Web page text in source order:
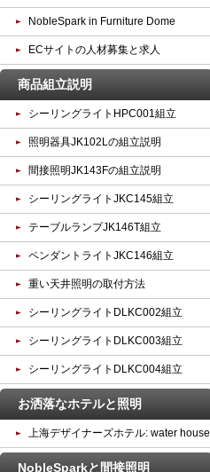
NobleSpark in Furniture Dome
ECサイトの人材募集と求人
商品組立説明
シーリングライトHPC001組立
照明器具JK102Lの組立説明
間接照明JK143Fの組立説明
シーリングライトJKC145組立
テーブルランプJK146T組立
ペンダントライトJKC146組立
重い天井照明の取付方法
シーリングライトDLKC002組立
シーリングライトDLKC003組立
シーリングライトDLKC004組立
お洒落なホテルと照明
上海デザイナーズホテル: water house
NobleSparkと間接照明